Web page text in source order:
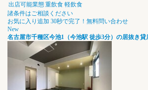
出店可能業態重飲食 軽飲食
諸条件はご相談ください
お気に入り追加 30秒で完了！無料問い合わせ
New
名古屋市千種区今池1（今池駅 徒歩3分）の居抜き貸